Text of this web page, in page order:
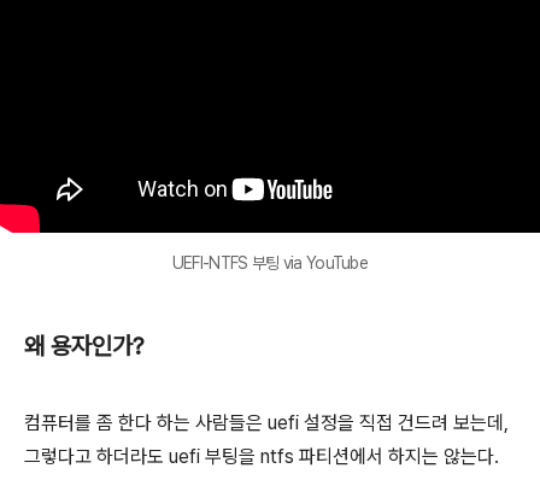
UEFI-NTFS 부팅 via YouTube
왜 용자인가?
컴퓨터를 좀 한다 하는 사람들은 uefi 설정을 직접 건드려 보는데,
그렇다고 하더라도 uefi 부팅을 ntfs 파티션에서 하지는 않는다.